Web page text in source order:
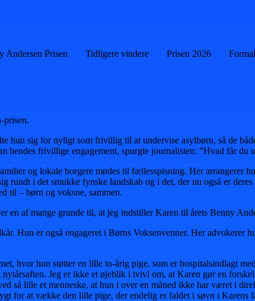
Andersen Prisen Tidligere vindere Prisen 2026
prisen.
hun sig for nyligt som frivillig til at undervise asylbørn, så de
frivillige engagement, spurgte journalisten: ”Hvad får du
og lokale borgere mødes til fællesspisning. Her arrangerer
rundt i det smukke fynske landskab og i det, der nu også er
til – børn og voksne, sammen.
en af mange grunde til, at jeg indstiller Karen til årets Benny
Hun er også engageret i Børns Voksenvenner. Her
hvor hun støtter en lille to-årig pige, som er hospitalsindlagt
Jeg er ikke et øjeblik i tvivl om, at Karen gør en
så lille et menneske, at hun i over en måned ikke har været i
for at vække den lille pige, der endelig er faldet i søvn i Karens